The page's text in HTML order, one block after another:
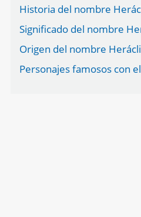
Historia del nombre
Significado del nombre
Origen del nombre
Personajes famosos con